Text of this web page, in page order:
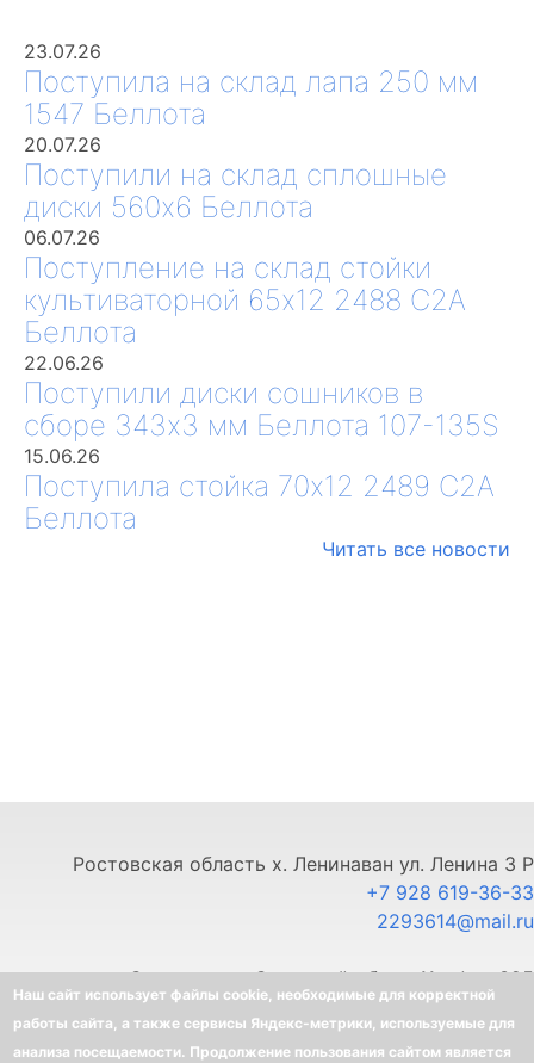
23.07.26
Поступила на склад лапа 250 мм
1547 Беллота
20.07.26
Поступили на склад сплошные
диски 560х6 Беллота
06.07.26
Поступление на склад стойки
культиваторной 65х12 2488 С2А
Беллота
22.06.26
Поступили диски сошников в
сборе 343х3 мм Беллота 107-135S
15.06.26
Поступила стойка 70х12 2489 С2А
Беллота
Читать все новости
Ростовская область х. Ленинаван ул. Ленина 3 Р
+7 928 619-36-33
2293614@mail.ru
г. Ставрополь, Северный обход 11, офис 325
+7 903 445-80-33
Наш сайт использует файлы cookie, необходимые для корректной
работы сайта, а также сервисы Яндекс-метрики, используемые для
анализа посещаемости. Продолжение пользования сайтом является